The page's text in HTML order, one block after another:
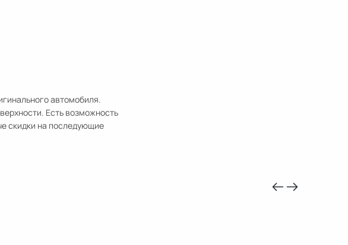
автомобиля.
Есть возможность
скидки на последующие